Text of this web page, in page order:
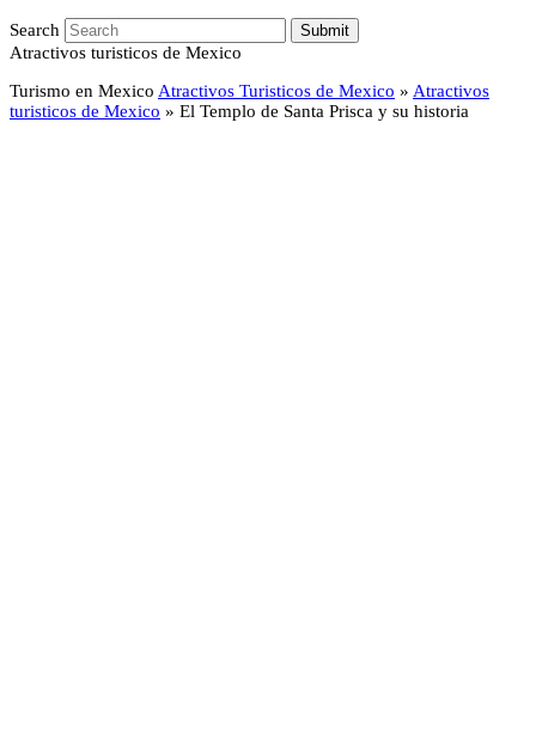
Search Submit
Atractivos turisticos de Mexico
Turismo en Mexico Atractivos Turisticos de Mexico » Atractivos
turisticos de Mexico » El Templo de Santa Prisca y su historia